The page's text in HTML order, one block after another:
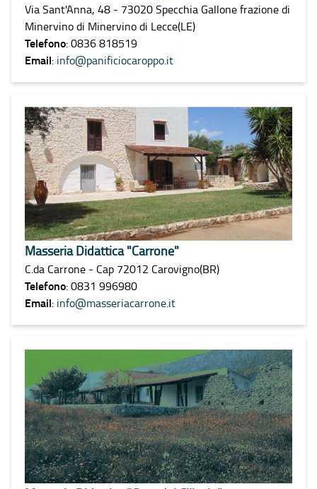
Via Sant'Anna, 48 - 73020 Specchia Gallone frazione di
Minervino di Minervino di Lecce(LE)
Telefono: 0836 818519
Email: info@panificiocaroppo.it
Masseria Didattica "Carrone"
C.da Carrone - Cap 72012 Carovigno(BR)
Telefono: 0831 996980
Email: info@masseriacarrone.it